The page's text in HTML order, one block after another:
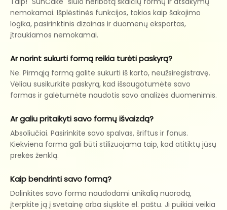
nemokamai. Išplėstinės funkcijos, tokios kaip šakojimo
logika, pasirinktinis dizainas ir duomenų eksportas,
įtraukiamos nemokamai.
Ar norint sukurti formą reikia turėti paskyrą?
Ne. Pirmąją formą galite sukurti iš karto, neužsiregistravę.
Vėliau susikurkite paskyrą, kad išsaugotumėte savo
formas ir galėtumėte naudotis savo analizės duomenimis.
Ar galiu pritaikyti savo formų išvaizdą?
Absoliučiai. Pasirinkite savo spalvas, šriftus ir fonus.
Kiekviena forma gali būti stilizuojama taip, kad atitiktų jūsų
prekės ženklą.
Kaip bendrinti savo formą?
Dalinkitės savo forma naudodami unikalią nuorodą,
įterpkite ją į svetainę arba siųskite el. paštu. Ji puikiai veikia